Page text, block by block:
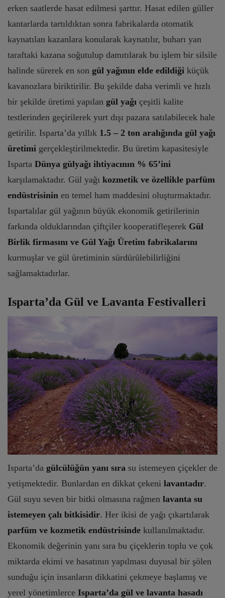
erken saatlerde hasat edilmesi şarttır. Hasat edilen güller
kantarlarda tartıldıktan sonra fabrikalarda otomatik
kaynatılan kazanlara konularak kaynatılır, buharı yan
taraftaki kazana soğutulup damıtılarak bu işlem bir silsile
halinde sürerek en son gül yağının elde edildiği küçük
kavanozlara biriktirilir. Bu şekilde daha verimli ve hızlı
bir şekilde üretimi yapılan gül yağı çeşitli kalite
testlerinden geçirilerek yurt dışı pazara satılabilecek hale
getirilir. Isparta’da yıllık 1.5 – 2 ton aralığında gül yağı
üretimi gerçekleştirilmektedir. Bu üretim kapasitesiyle
Isparta Dünya gülyağı ihtiyacının % 65’ini
karşılamaktadır. Gül yağı kozmetik ve özellikle parfüm
endüstrisinin en temel ham maddesini oluşturmaktadır.
Ispartalılar gül yağının büyük ekonomik getirilerinin
farkında olduklarından çiftçiler kooperatifleşerek Gül
Birlik firmasını ve Gül Yağı Üretim fabrikalarını
kurmuşlar ve gül üretiminin sürdürülebilirliğini
sağlamaktadırlar.
Isparta’da Gül ve Lavanta Festivalleri
Isparta’da gülcülüğün yanı sıra su istemeyen çiçekler de
yetişmektedir. Bunlardan en dikkat çekeni lavantadır.
Gül suyu seven bir bitki olmasına rağmen lavanta su
istemeyen çalı bitkisidir. Her ikisi de yağı çıkartılarak
parfüm ve kozmetik endüstrisinde kullanılmaktadır.
Ekonomik değerinin yanı sıra bu çiçeklerin toplu ve çok
miktarda ekimi ve hasatının yapılması duyusal bir şölen
sunduğu için insanların dikkatini çekmeye başlamış ve
yerel yönetimlerce Isparta’da gül ve lavanta hasadı